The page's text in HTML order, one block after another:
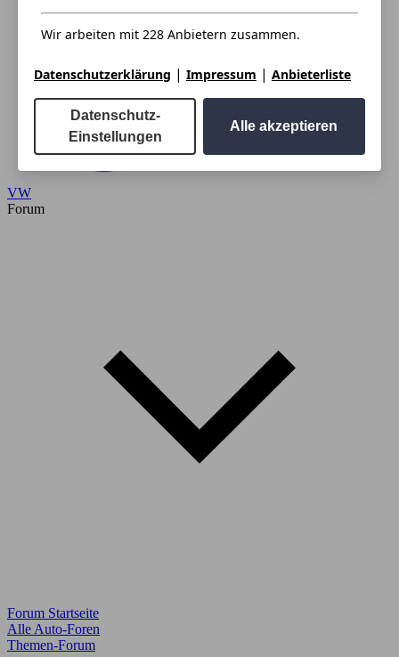
VW
Forum
Forum Startseite
Alle Auto-Foren
Themen-Forum
Wir arbeiten mit 228 Anbietern zusammen.
Datenschutzerklärung | Impressum | Anbieterliste
Datenschutz-
Einstellungen
Alle akzeptieren